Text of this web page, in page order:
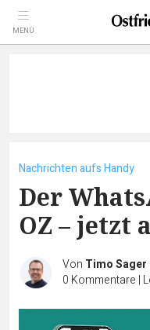
MENÜ
Nachrichten aufs Handy
Der
OZ – jetzt
Von Timo Sager
0 Kommentare |